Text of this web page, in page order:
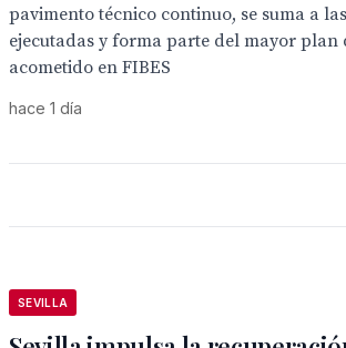
pavimento técnico continuo, se suma a
ejecutadas y forma parte del mayor plan
acometido en FIBES
hace 1 día
SEVILLA